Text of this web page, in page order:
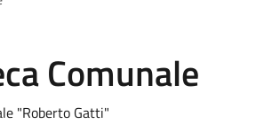
Comunale
"Roberto Gatti"